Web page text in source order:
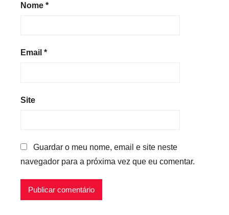
Nome *
Email *
Site
Guardar o meu nome, email e site neste
navegador para a próxima vez que eu comentar.